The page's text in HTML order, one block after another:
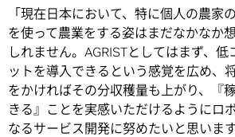
「現在日本において、特に個人の農家
を使って農業をする姿はまだなかなか
しれません。AGRISTとしてはまず、
ットを導入できるという感覚を広め、
をかければその分収穫量も上がり、『
きる』ことを実感いただけるようにロ
なるサービス開発に努めたいと思いま